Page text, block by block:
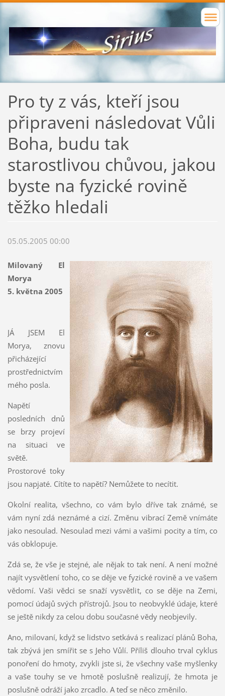
Pro ty z vás, kteří jsou
připraveni následovat Vůli
Boha, budu tak
starostlivou chůvou, jakou
byste na fyzické rovině
těžko hledali
05.05.2005 00:00
Milovaný El
Morya
5. května 2005
JÁ JSEM El
Morya, znovu
přicházející
prostřednictvím
mého posla.
Napětí
posledních dnů
se brzy projeví
na situaci ve
světě.
Prostorové toky
jsou napjaté. Cítíte to napětí? Nemůžete to necítit.
Okolní realita, všechno, co vám bylo dříve tak známé, se
vám nyní zdá neznámé a cizí. Změnu vibrací Země vnímáte
jako nesoulad. Nesoulad mezi vámi a vašimi pocity a tím, co
vás obklopuje.
Zdá se, že vše je stejné, ale nějak to tak není. A není možné
najít vysvětlení toho, co se děje ve fyzické rovině a ve vašem
vědomí. Vaši vědci se snaží vysvětlit, co se děje na Zemi,
pomocí údajů svých přístrojů. Jsou to neobvyklé údaje, které
se ještě nikdy za celou dobu současné vědy neobjevily.
Ano, milovaní, když se lidstvo setkává s realizací plánů Boha,
tak zbývá jen smířit se s Jeho Vůlí. Příliš dlouho trval cyklus
ponoření do hmoty, zvykli jste si, že všechny vaše myšlenky
a vaše touhy se ve hmotě poslušně realizují, že hmota je
poslušně odráží jako zrcadlo. A teď se něco změnilo.